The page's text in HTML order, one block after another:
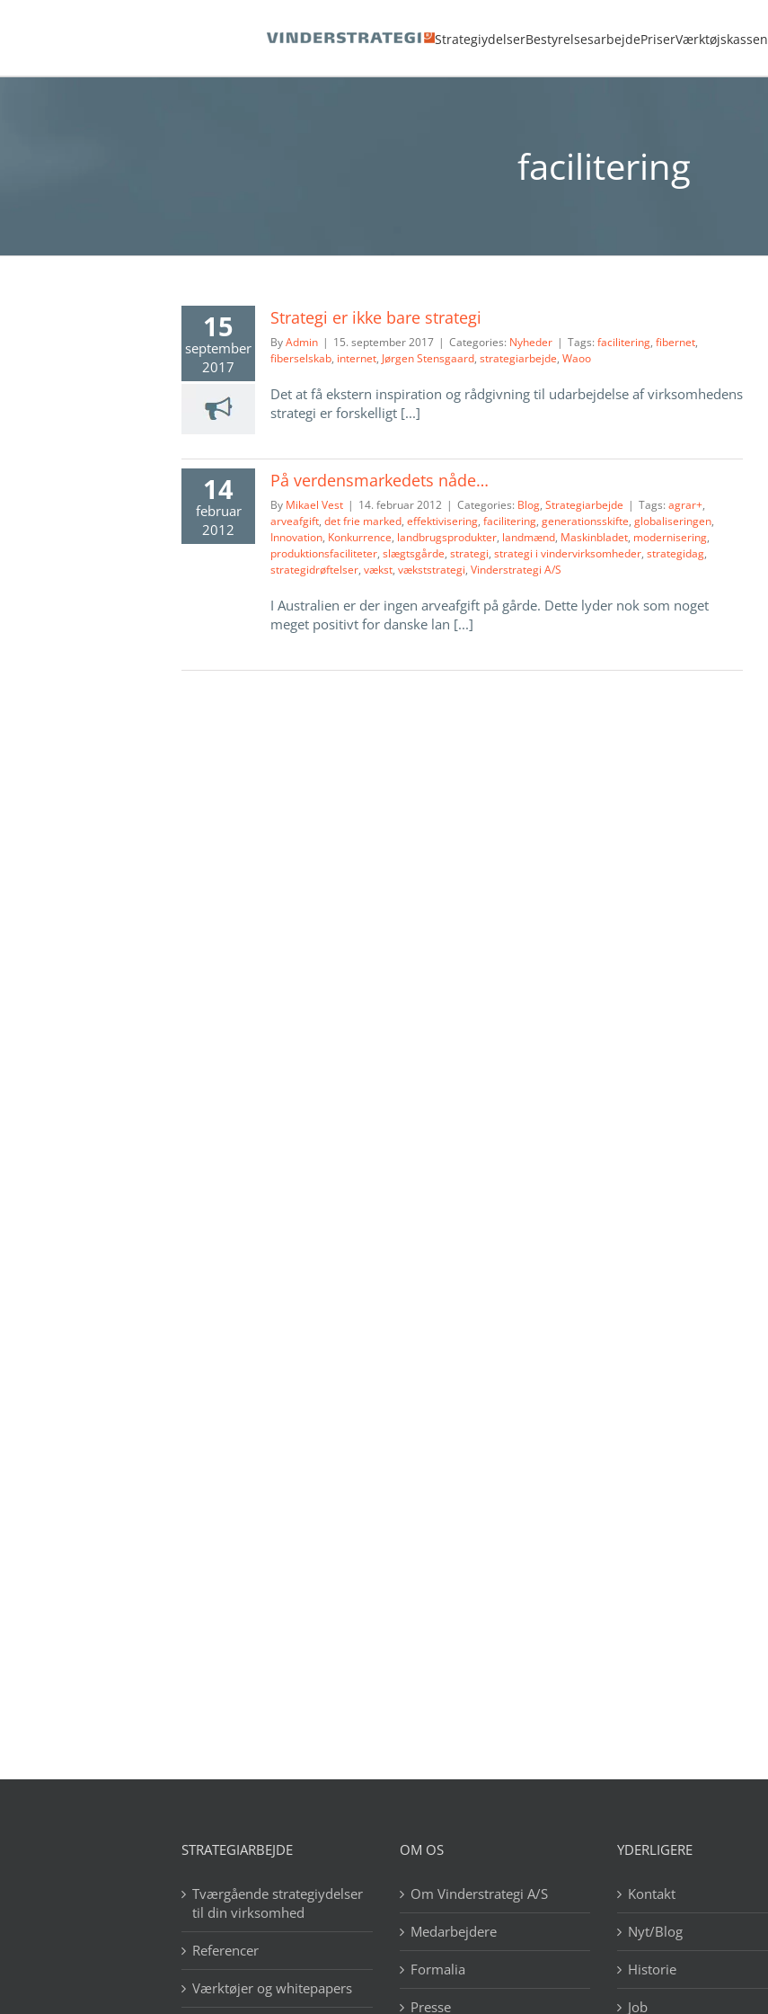
StrategiydelserBestyrelsesarbejdePriserVærktøjskassen
facilitering
15
september
2017
Strategi er ikke bare strategi
ByAdmin | 15. september 2017 | Categories: Nyheder | Tags: facilitering, fibernet,
fiberselskab, internet, Jørgen Stensgaard, strategiarbejde, Waoo
Det at få ekstern inspiration og rådgivning til udarbejdelse af virksomhedens
strategi er forskelligt [...]
14
februar
2012
På verdensmarkedets nåde…
By Mikael Vest | 14. februar 2012 | Categories: Blog, Strategiarbejde | Tags: agrar+,
arveafgift, det frie marked, effektivisering, facilitering, generationsskifte, globaliseringen,
Innovation, Konkurrence, landbrugsprodukter, landmænd, Maskinbladet, modernisering,
produktionsfaciliteter, slægtsgårde, strategi, strategi i vindervirksomheder, strategidag,
strategidrøftelser, vækst, vækststrategi, Vinderstrategi A/S
I Australien er der ingen arveafgift på gårde. Dette lyder nok som noget
meget positivt for danske lan [...]
STRATEGIARBEJDE
Tværgående strategiydelser
til din virksomhed
Referencer
Værktøjer og whitepapers
OM OS
Om Vinderstrategi A/S
Medarbejdere
Formalia
Presse
YDERLIGERE
Kontakt
Nyt/Blog
Historie
Job